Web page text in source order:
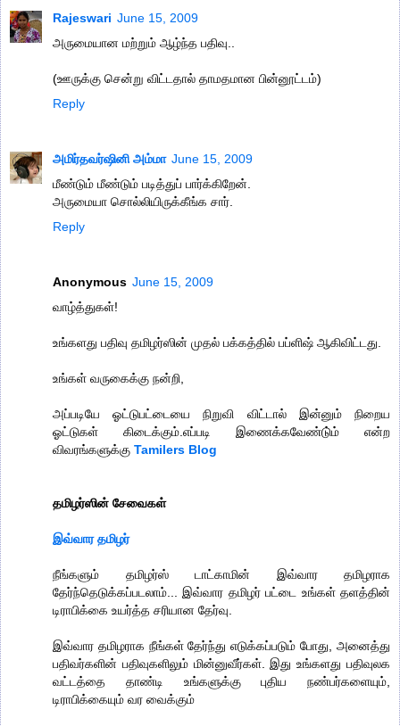
Rajeswari June 15, 2009
அருமையான மற்றும் ஆழ்ந்த பதிவு..
(ஊருக்கு சென்று விட்டதால் தாமதமான பின்னூட்டம்)
Reply
அமிர்தவர்ஷினி அம்மா June 15, 2009
மீண்டும் மீண்டும் படித்துப் பார்க்கிறேன்.
அருமையா சொல்லியிருக்கீங்க சார்.
Reply
Anonymous June 15, 2009
வாழ்த்துகள்!
உங்களது பதிவு தமிழர்ஸின் முதல் பக்கத்தில் பப்ளிஷ் ஆகிவிட்டது.
உங்கள் வருகைக்கு நன்றி,
அப்படியே ஓட்டுபட்டையை நிறுவி விட்டால் இன்னும் நிறைய
ஓட்டுகள் கிடைக்கும்.எப்படி இணைக்கவேண்டு்ம் என்ற
விவரங்களுக்கு Tamilers Blog
தமிழர்ஸின் சேவைகள்
இவ்வார தமிழர்
நீங்களும் தமிழர்ஸ் டாட்காமின் இவ்வார தமிழராக
தேர்ந்தெடுக்கப்படலாம்... இவ்வார தமிழர் பட்டை உங்கள் தளத்தின்
டிராபிக்கை உயர்த்த சரியான தேர்வு.
இவ்வார தமிழராக நீங்கள் தேர்ந்து எடுக்கப்படும் போது, அனைத்து
பதிவர்களின் பதிவுகளிலும் மின்னுவீர்கள். இது உங்களது பதிவுலக
வட்டத்தை தாண்டி உங்களுக்கு புதிய நண்பர்களையும்,
டிராபிக்கையும் வர வைக்கும்